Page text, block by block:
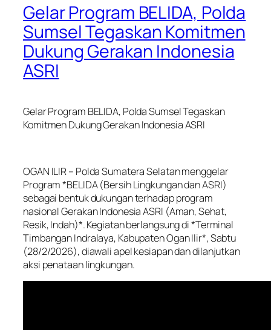
Gelar Program BELIDA, Polda
Sumsel Tegaskan Komitmen
Dukung Gerakan Indonesia
ASRI
Gelar Program BELIDA, Polda Sumsel Tegaskan
Komitmen Dukung Gerakan Indonesia ASRI
OGAN ILIR – Polda Sumatera Selatan menggelar
Program *BELIDA (Bersih Lingkungan dan ASRI)
sebagai bentuk dukungan terhadap program
nasional Gerakan Indonesia ASRI (Aman, Sehat,
Resik, Indah)*. Kegiatan berlangsung di *Terminal
Timbangan Indralaya, Kabupaten Ogan Ilir*, Sabtu
(28/2/2026), diawali apel kesiapan dan dilanjutkan
aksi penataan lingkungan.